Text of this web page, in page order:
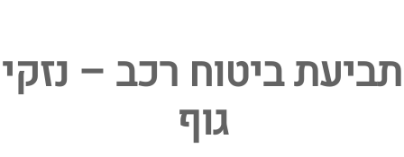
תביעת ביטוח רכב – נזקי
גוף